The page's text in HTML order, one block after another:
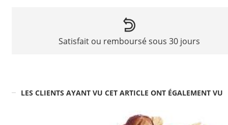
Satisfait ou remboursé sous 30 jours
LES CLIENTS AYANT VU CET ARTICLE ONT ÉGALEMENT VU